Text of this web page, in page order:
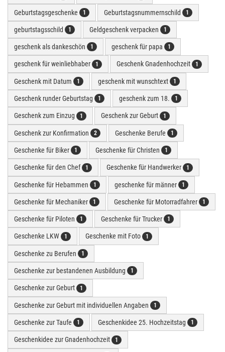
Geburtstagsgeschenke 1 Geburtstagsnummernschild 1
geburtstagsschild 1 Geldgeschenk verpacken 1
geschenk als dankeschön 1 geschenk für papa 1
geschenk für weinliebhaber 1 Geschenk Gnadenhochzeit 1
Geschenk mit Datum 1 geschenk mit wunschtext 1
Geschenk runder Geburtstag 1 geschenk zum 18. 1
Geschenk zum Einzug 1 Geschenk zur Geburt 1
Geschenk zur Konfirmation 2 Geschenke Berufe 1
Geschenke für Biker 1 Geschenke für Christen 1
Geschenke für den Chef 1 Geschenke für Handwerker 1
Geschenke für Hebammen 1 geschenke für männer 1
Geschenke für Mechaniker 1 Geschenke für Motorradfahrer 1
Geschenke für Piloten 1 Geschenke für Trucker 1
Geschenke LKW 1 Geschenke mit Foto 1
Geschenke zu Berufen 1
Geschenke zur bestandenen Ausbildung 1
Geschenke zur Geburt 1
Geschenke zur Geburt mit individuellen Angaben 1
Geschenke zur Taufe 1 Geschenkidee 25. Hochzeitstag 1
Geschenkidee zur Gnadenhochzeit 1